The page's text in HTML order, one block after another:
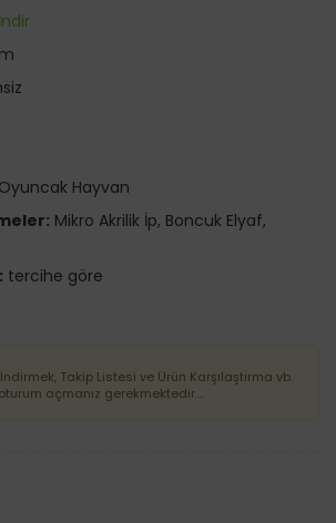
Oyuncak Hayvan
Mikro Akrilik İp, Boncuk Elyaf,
tercihe göre
Takip Listesi ve Ürün Karşılaştırma vb.
açmanız gerekmektedir....